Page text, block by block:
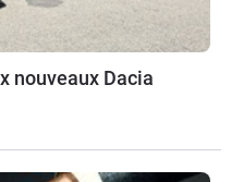
nouveaux Dacia